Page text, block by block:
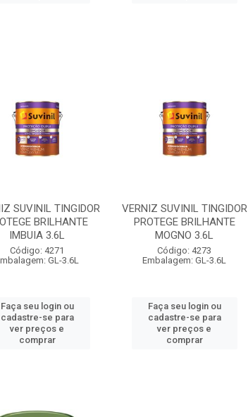
SUVINIL TINGIDOR
BRILHANTE
IMBUIA 3.6L
Código: 4271
GL-3.6L
Faça seu login ou
cadastre-se para
ver preços e
comprar
VERNIZ SUVINIL TINGIDOR
PROTEGE BRILHANTE
MOGNO 3.6L
Código: 4273
Embalagem: GL-3.6L
Faça seu login ou
cadastre-se para
ver preços e
comprar